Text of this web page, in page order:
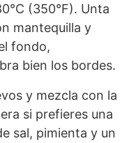
(350°F). Unta
mantequilla y
fondo,
bien los bordes.
y mezcla con la
si prefieres una
sal, pimienta y un